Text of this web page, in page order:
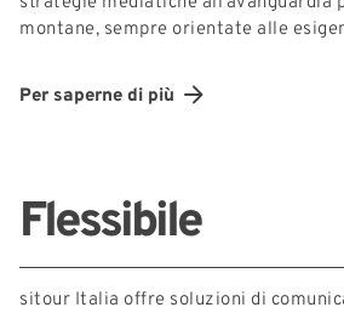
montane, sempre orientate alle
Per saperne di più
Flessibile
sitour Italia offre soluzioni di